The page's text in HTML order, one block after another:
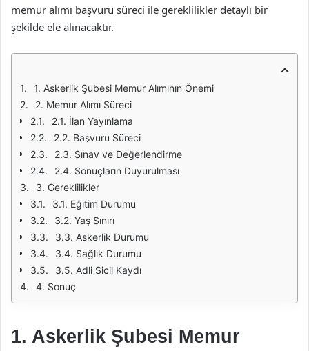
memur alımı başvuru süreci ile gereklilikler detaylı bir
şekilde ele alınacaktır.
1. Askerlik Şubesi Memur Alımının Önemi
2. Memur Alımı Süreci
2.1. İlan Yayınlama
2.2. Başvuru Süreci
2.3. Sınav ve Değerlendirme
2.4. Sonuçların Duyurulması
3. Gereklilikler
3.1. Eğitim Durumu
3.2. Yaş Sınırı
3.3. Askerlik Durumu
3.4. Sağlık Durumu
3.5. Adli Sicil Kaydı
4. Sonuç
1. Askerlik Şubesi Memur